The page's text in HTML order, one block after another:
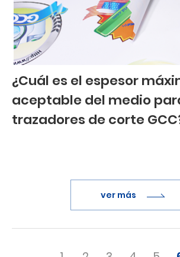
¿Cuál es el espesor
aceptable del medio
trazadores de corte
ver más